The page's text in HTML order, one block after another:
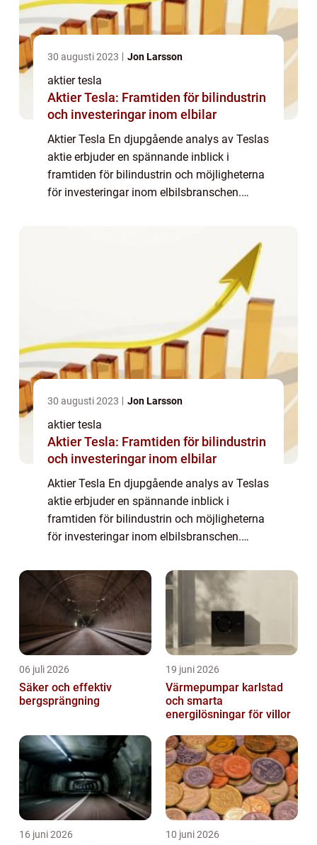
30 augusti 2023 Jon Larsson
aktier tesla
Aktier Tesla: Framtiden för bilindustrin
och investeringar inom elbilar
Aktier Tesla En djupgående analys av Teslas
aktie erbjuder en spännande inblick i
framtiden för bilindustrin och möjligheterna
för investeringar inom elbilsbranschen.
30 augusti 2023 Jon Larsson
aktier tesla
Aktier Tesla: Framtiden för bilindustrin
och investeringar inom elbilar
Aktier Tesla En djupgående analys av Teslas
aktie erbjuder en spännande inblick i
framtiden för bilindustrin och möjligheterna
för investeringar inom elbilsbranschen.
Elon Musk, har revolutionerat bilindust...
06 juli 2026
Säker och effektiv
bergsprängning
19 juni 2026
Värmepumpar karlstad
och smarta
energilösningar för villor
16 juni 2026 10 juni 2026